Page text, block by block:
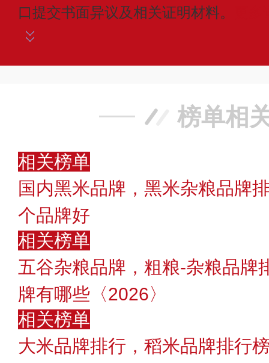
口提交书面异议及相关证明材料。
榜单相
相关榜单
国内黑米品牌，黑米杂粮品牌
个品牌好
相关榜单
五谷杂粮品牌，粗粮-杂粮品牌
牌有哪些〈2026〉
相关榜单
大米品牌排行，稻米品牌排行